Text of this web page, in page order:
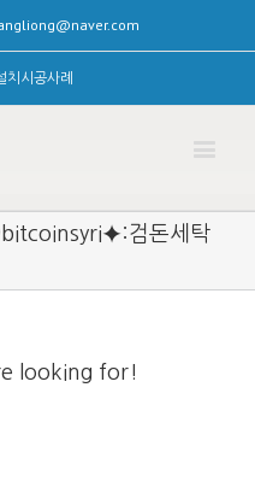
치시공사례
검돈세탁
looking for!